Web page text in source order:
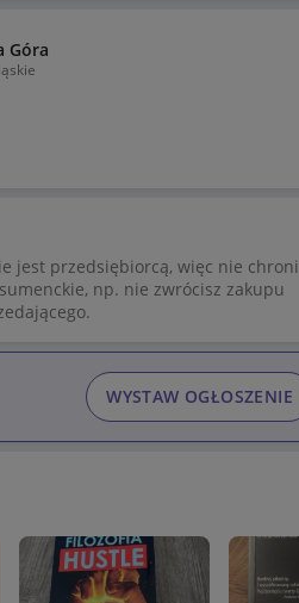
Góra
jest przedsiębiorcą, więc nie chroni
np. nie zwrócisz zakupu
WYSTAW OGŁOSZENIE